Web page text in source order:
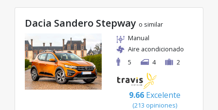
Dacia Sandero Stepway o similar
Manual
Aire acondicionado
5
4 2
9.66 Excelente
(213 opiniones)